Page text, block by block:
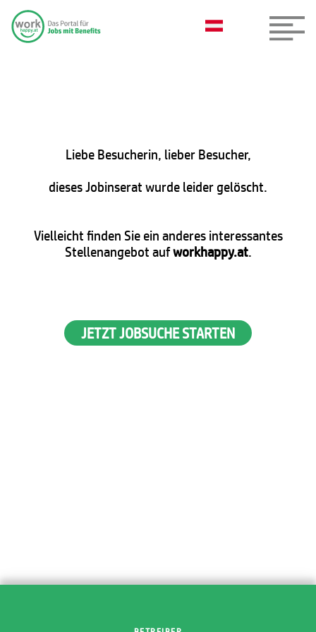
Liebe Besucherin, lieber Besucher,
dieses Jobinserat wurde leider gelöscht.
Vielleicht finden Sie ein anderes interessantes
Stellenangebot aufworkhappy.at.
JETZT JOBSUCHE STARTEN